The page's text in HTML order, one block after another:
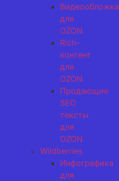
Видеообложка
для
OZON
Rich-
контент
для
OZON
Продающие
SEO
тексты
для
OZON
Wildberries
Инфографика
для